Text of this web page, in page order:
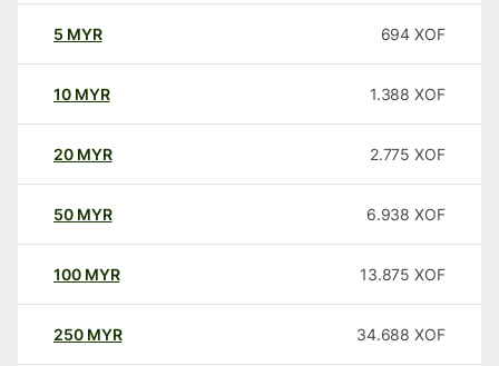
5 MYR 694 XOF
10 MYR 1.388 XOF
20 MYR 2.775 XOF
50 MYR 6.938 XOF
100 MYR 13.875 XOF
250 MYR 34.688 XOF